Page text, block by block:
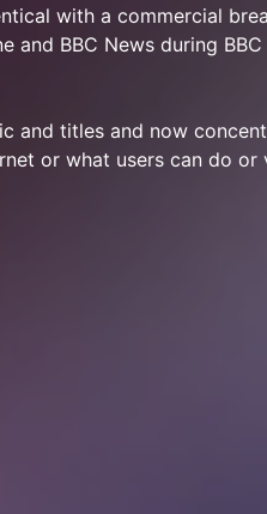
with a commercial
and BBC News during BBC
and titles and now
or what users can do or